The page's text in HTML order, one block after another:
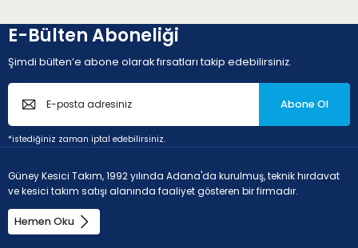
N - Demir dışı metaller (ihmal edilebilir oranda demir içeren
alaşımlı metaller)
E-Bülten Aboneliği
Şimdi bülten’e abone olarak fırsatları takip edebilirsiniz.
Abone Ol
*istediğiniz zaman iptal edebilirsiniz.
Güney Kesici Takım, 1992 yılında Adana'da kurulmuş, teknik hırdavat
ve kesici takım satışı alanında faaliyet gösteren bir firmadır.
Hemen Oku